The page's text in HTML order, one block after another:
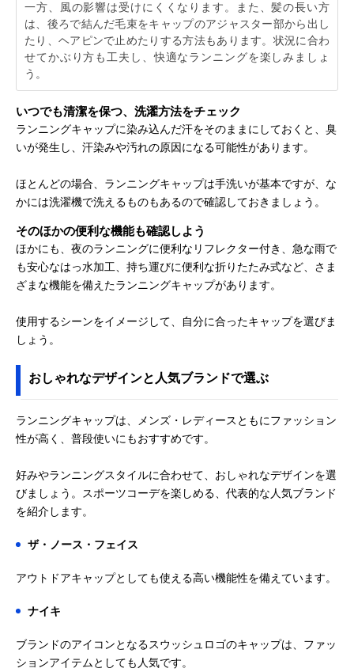
一方、風の影響は受けにくくなります。また、髪の長い方
は、後ろで結んだ毛束をキャップのアジャスター部から出し
たり、ヘアピンで止めたりする方法もあります。状況に合わ
せてかぶり方も工夫し、快適なランニングを楽しみましょ
う。
いつでも清潔を保つ、洗濯方法をチェック
ランニングキャップに染み込んだ汗をそのままにしておくと、臭
いが発生し、汗染みや汚れの原因になる可能性があります。
ほとんどの場合、ランニングキャップは手洗いが基本ですが、な
かには洗濯機で洗えるものもあるので確認しておきましょう。
そのほかの便利な機能も確認しよう
ほかにも、夜のランニングに便利なリフレクター付き、急な雨で
も安心なはっ水加工、持ち運びに便利な折りたたみ式など、さま
ざまな機能を備えたランニングキャップがあります。
使用するシーンをイメージして、自分に合ったキャップを選びま
しょう。
おしゃれなデザインと人気ブランドで選ぶ
ランニングキャップは、メンズ・レディースともにファッション
性が高く、普段使いにもおすすめです。
好みやランニングスタイルに合わせて、おしゃれなデザインを選
びましょう。スポーツコーデを楽しめる、代表的な人気ブランド
を紹介します。
ザ・ノース・フェイス
アウトドアキャップとしても使える高い機能性を備えています。
ナイキ
ブランドのアイコンとなるスウッシュロゴのキャップは、ファッ
ションアイテムとしても人気です。